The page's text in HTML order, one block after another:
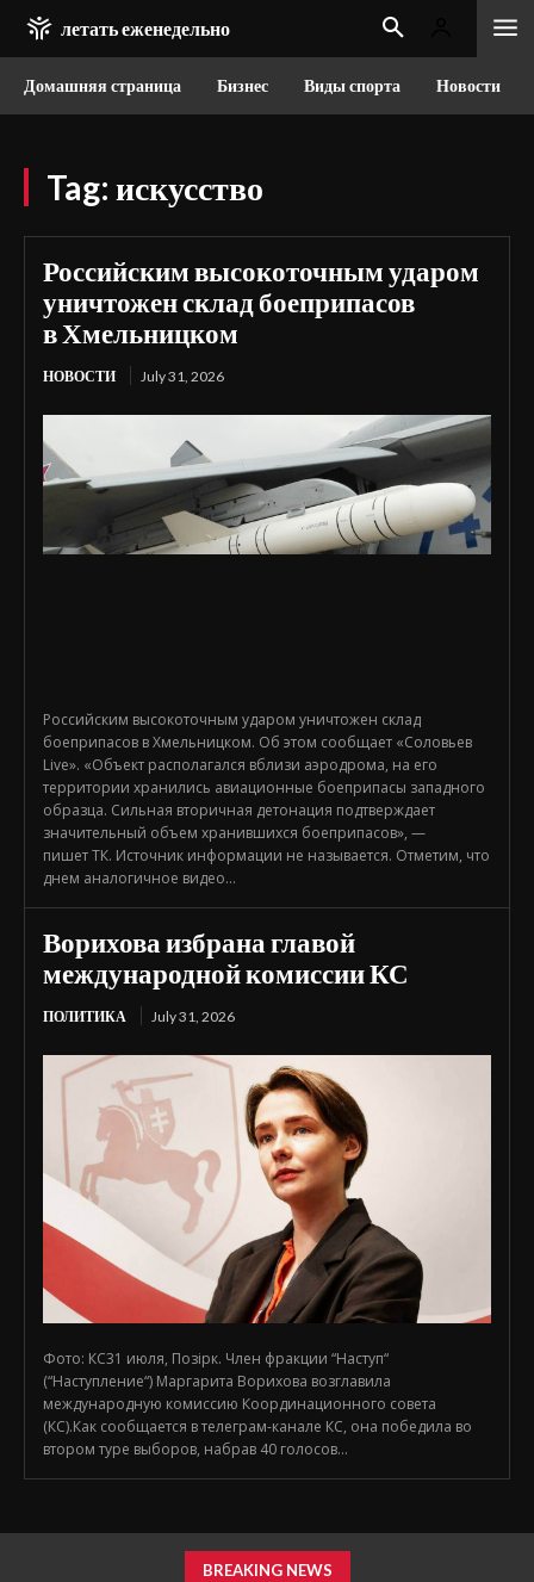
летать еженедельно
Домашняя страница Бизнес Виды спорта Новости
Tag: искусство
Российским высокоточным ударом
уничтожен склад боеприпасов
в Хмельницком
НОВОСТИ July 31, 2026
Российским высокоточным ударом уничтожен склад
боеприпасов в Хмельницком. Об этом сообщает «Соловьев
Live». «Объект располагался вблизи аэродрома, на его
территории хранились авиационные боеприпасы западного
образца. Сильная вторичная детонация подтверждает
значительный объем хранившихся боеприпасов», —
пишет ТК. Источник информации не называется. Отметим, что
днем аналогичное видео...
Ворихова избрана главой
международной комиссии КС
ПОЛИТИКА July 31, 2026
Фото: КС31 июля, Позірк. Член фракции “Наступ“
(“Наступление“) Маргарита Ворихова возглавила
международную комиссию Координационного совета
(КС).Как сообщается в телеграм-канале КС, она победила во
втором туре выборов, набрав 40 голосов...
BREAKING NEWS